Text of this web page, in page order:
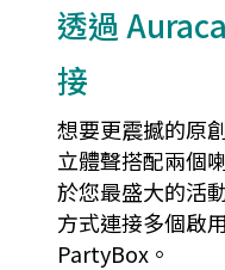
透過
接
想要更震撼的原
立體聲搭配兩個
於您最盛大的活
方式連接多個啟
PartyBox。